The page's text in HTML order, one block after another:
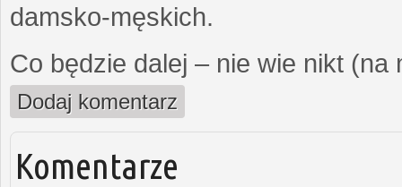
damsko-męskich.
Co będzie dalej – nie wie nikt
Dodaj komentarz
Komentarze